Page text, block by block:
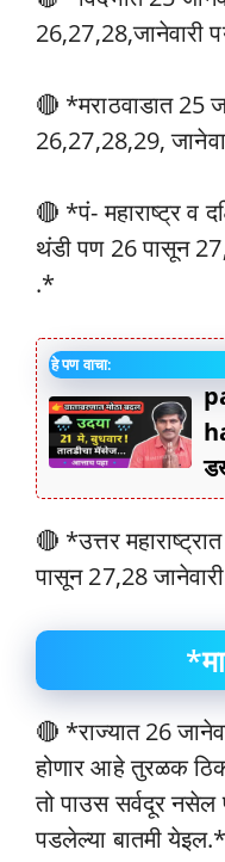
26,27,28,जानेवारी
🔴 *मराठवाडात 25
26,27,28,29,
🔴 *पं- महाराष्ट्र व
थंडी पण 26 पासून
.*
हे पण वाचा:
🔴 *उत्तर
पासून 27,28
🔴 *राज्यात 26
होणार आहे तुरळक
तो पाउस सर्वदूर
पडलेल्या बातमी येइल.*